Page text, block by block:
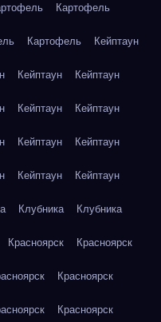
Картофель
Картофель Кейптаун
Кейптаун Кейптаун
Кейптаун Кейптаун
Кейптаун Кейптаун
Кейптаун Кейптаун
Клубника Клубника
Красноярск Красноярск
Красноярск
Красноярск